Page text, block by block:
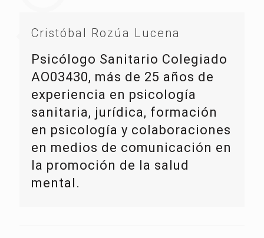
Cristóbal Rozúa Lucena
Psicólogo Sanitario Colegiado
AO03430, más de 25 años de
experiencia en psicología
sanitaria, jurídica, formación
en psicología y colaboraciones
en medios de comunicación en
la promoción de la salud
mental.